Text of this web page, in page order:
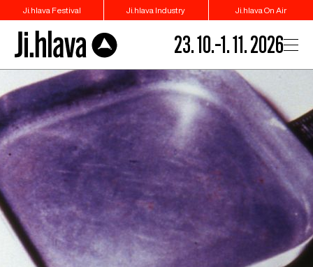
Ji.hlava Festival Ji.hlava Industry Ji.hlava On Air
23. 10.–1. 11. 2026